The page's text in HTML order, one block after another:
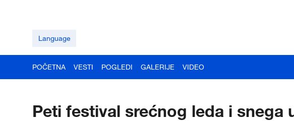
Language
POČETNA VESTI POGLEDI GALERIJE VIDEO
Peti festival srećnog leda i snega